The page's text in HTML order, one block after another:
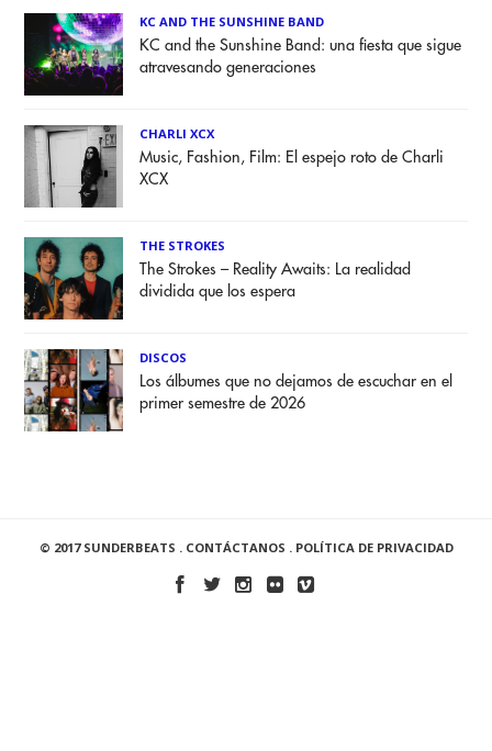
KC AND THE SUNSHINE BAND
KC and the Sunshine Band: una fiesta que sigue
atravesando generaciones
CHARLI XCX
Music, Fashion, Film: El espejo roto de Charli
XCX
THE STROKES
The Strokes – Reality Awaits: La realidad
dividida que los espera
DISCOS
Los álbumes que no dejamos de escuchar en el
primer semestre de 2026
© 2017 SUNDERBEATS . CONTÁCTANOS . POLÍTICA DE PRIVACIDAD